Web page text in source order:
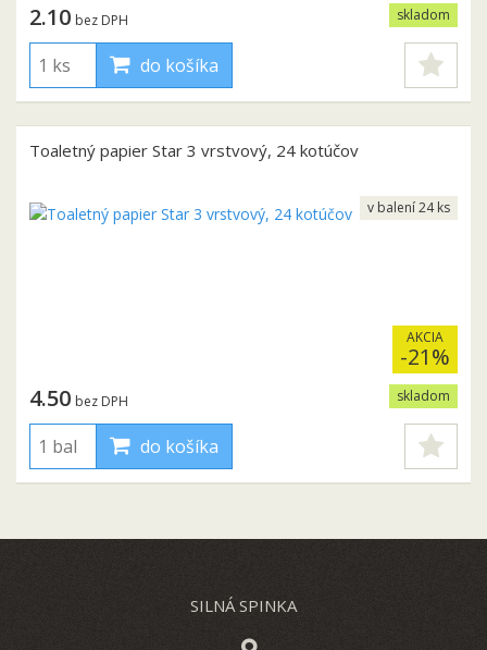
skladom
2.10 bez DPH
do košíka
Toaletný papier Star 3 vrstvový, 24 kotúčov
AKCIA
-21%
skladom
4.50 bez DPH
do košíka
v balení 24 ks
SILNÁ SPINKA